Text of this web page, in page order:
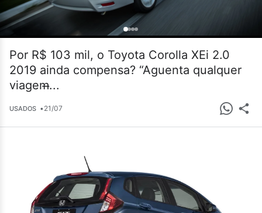
Por R$ 103 mil, o Toyota Corolla XEi 2.0
2019 ainda compensa? “Aguenta qualquer
viagem̶...
USADOS •21/07